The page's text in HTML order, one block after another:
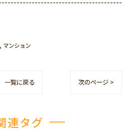
マンション
一覧に戻る 次のページ >
連タグ